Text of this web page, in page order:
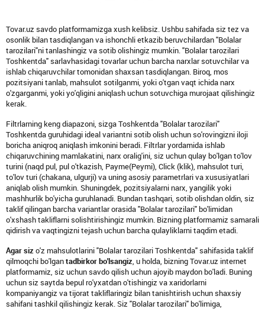
Tovar.uz savdo platformamizga xush kelibsiz. Ushbu sahifada siz tez va
osonlik bilan tasdiqlangan va ishonchli etkazib beruvchilardan "Bolalar
tarozilari"ni tanlashingiz va sotib olishingiz mumkin. "Bolalar tarozilari
Toshkentda" sarlavhasidagi tovarlar uchun barcha narxlar sotuvchilar va
ishlab chiqaruvchilar tomonidan shaxsan tasdiqlangan. Biroq, mos
pozitsiyani tanlab, mahsulot sotilganmi, yoki o'tgan vaqt ichida narx
o'zgarganmi, yoki yo'qligini aniqlash uchun sotuvchiga murojaat qilishingiz
kerak.
Filtrlarning keng diapazoni, sizga Toshkentda "Bolalar tarozilari"
Toshkentda guruhidagi ideal variantni sotib olish uchun so'rovingizni iloji
boricha aniqroq aniqlash imkonini beradi. Filtrlar yordamida ishlab
chiqaruvchining mamlakatini, narx oralig'ini, siz uchun qulay bo'lgan to'lov
turini (naqd pul, pul o'tkazish, Payme(Peymi), Click (klik), mahsulot turi,
to'lov turi (chakana, ulgurji) va uning asosiy parametrlari va xususiyatlari
aniqlab olish mumkin. Shuningdek, pozitsiyalarni narx, yangilik yoki
mashhurlik bo'yicha guruhlanadi. Bundan tashqari, sotib olishdan oldin, siz
taklif qilingan barcha variantlar orasida "Bolalar tarozilari" bo'limidan
o'xshash takliflarni solishtirishingiz mumkin. Bizning platformamiz samarali
qidirish va vaqtingizni tejash uchun barcha qulayliklarni taqdim etadi.
Agar siz o'z mahsulotlarini "Bolalar tarozilari Toshkentda" sahifasida taklif
qilmoqchi bo'lgan tadbirkor bo'lsangiz , u holda, bizning Tovar.uz internet
platformamiz, siz uchun savdo qilish uchun ajoyib maydon bo'ladi. Buning
uchun siz saytda bepul ro'yxatdan o'tishingiz va xaridorlarni
kompaniyangiz va tijorat takliflaringiz bilan tanishtirish uchun shaxsiy
sahifani tashkil qilishingiz kerak. Siz "Bolalar tarozilari" bo'limiga,